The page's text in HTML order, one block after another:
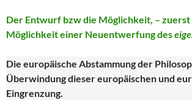
Der Entwurf bzw die Möglichkeit, – zuerst
Möglichkeit einer Neuentwerfung des
Die europäische Abstammung der
Überwindung dieser europäischen und
Eingrenzung.